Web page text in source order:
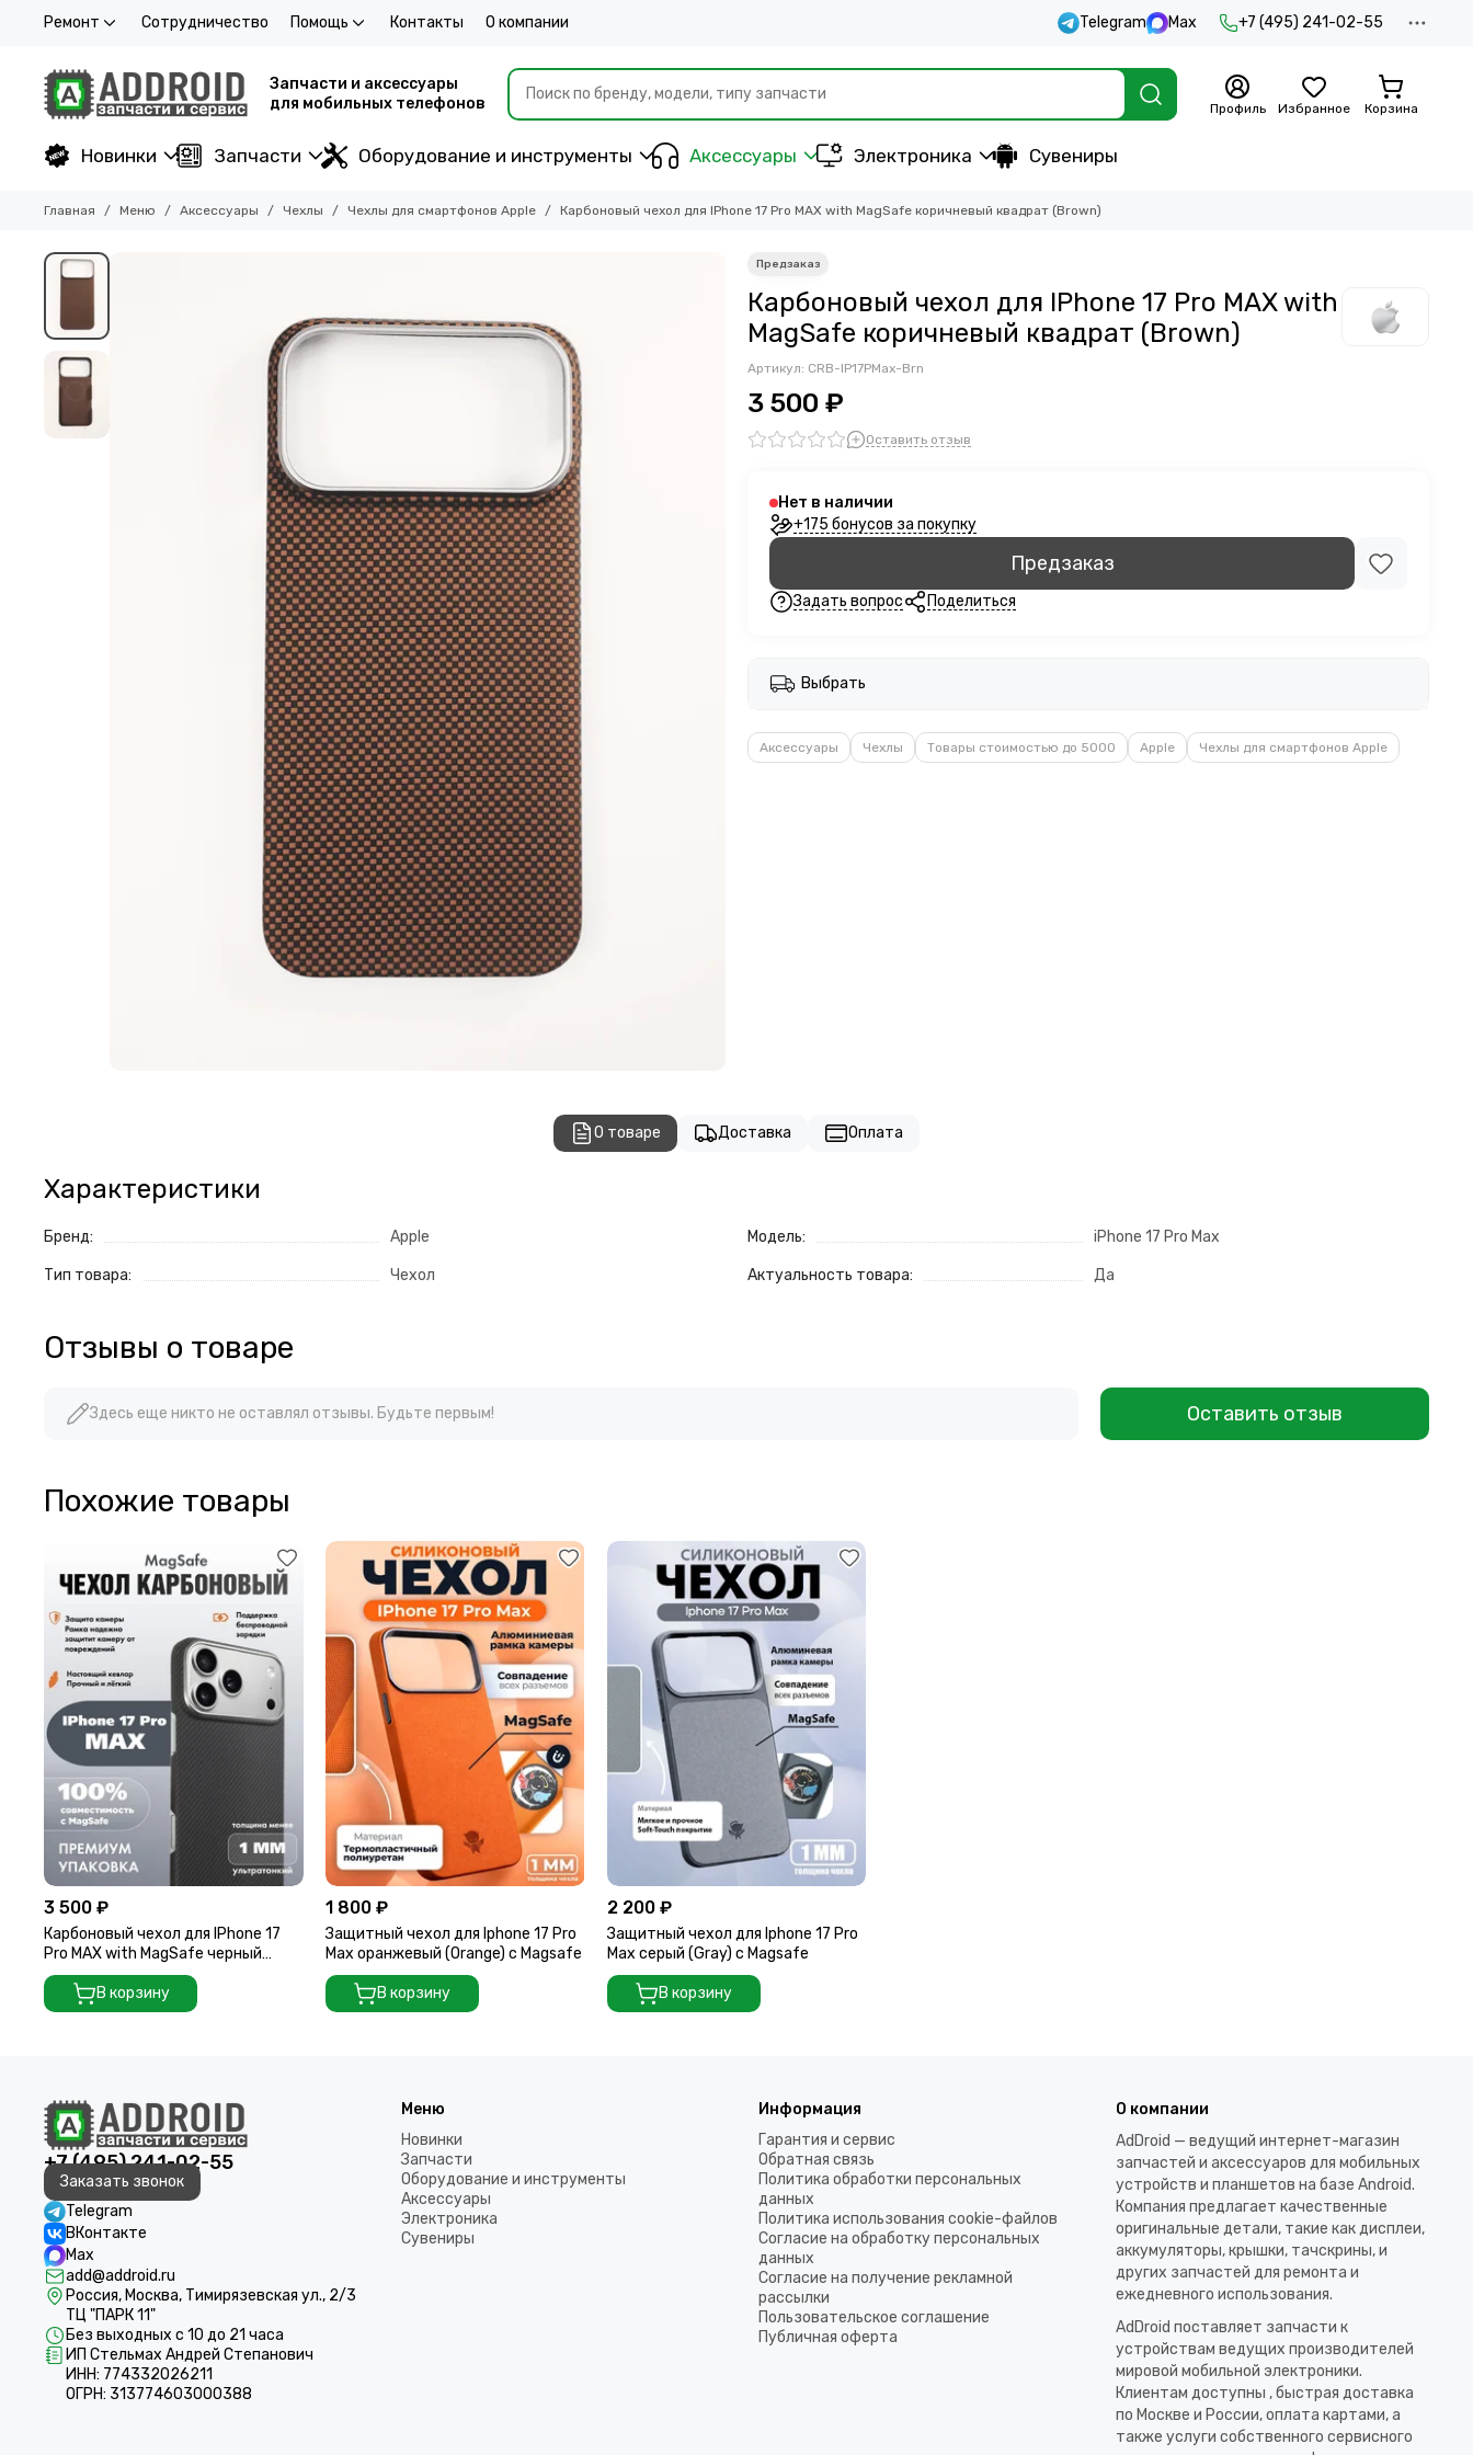
Ремонт Сотрудничество Помощь Контакты О компании Telegram Max +7 (495) 241-02-55
Запчасти и аксессуары
для мобильных телефонов
Профиль Избранное Корзина
Новинки Запчасти Оборудование и инструменты Аксессуары Электроника Сувениры
Главная Меню Аксессуары Чехлы Чехлы для смартфонов Apple Карбоновый чехол для IPhone 17 Pro MAX with MagSafe коричневый квадрат (Brown)
Карбоновый чехол для IPhone 17 Pro MAX with
MagSafe коричневый квадрат (Brown)
Артикул: CRB-IP17PMax-Brn
3 500 ₽
Оставить отзыв
Нет в наличии
+175 бонусов за покупку
Предзаказ
Задать вопрос Поделиться
Выбрать
Аксессуары Чехлы Товары стоимостью до 5000 Apple Чехлы для смартфонов Apple
О товаре Доставка Оплата
Характеристики
Бренд: Apple
Тип товара: Чехол
Модель: iPhone 17 Pro Max
Актуальность товара: Да
Отзывы о товаре
Здесь еще никто не оставлял отзывы. Будьте первым! Оставить отзыв
Похожие товары
3 500 ₽
Карбоновый чехол для IPhone 17
Pro MAX with MagSafe черный
полоска (Black)
В корзину
1 800 ₽
Защитный чехол для Iphone 17 Pro
Max оранжевый (Orange) c Magsafe
В корзину
2 200 ₽
Защитный чехол для Iphone 17 Pro
Max серый (Gray) c Magsafe
В корзину
+7 (495) 241-02-55
Заказать звонок
Telegram
ВКонтакте
Max
add@addroid.ru
Россия, Москва, Тимирязевская ул., 2/3
ТЦ "ПАРК 11"
Без выходных с 10 до 21 часа
ИП Стельмах Андрей Степанович
ИНН: 774332026211
ОГРН: 313774603000388
Меню
Новинки
Запчасти
Оборудование и инструменты
Аксессуары
Электроника
Сувениры
Информация
Гарантия и сервис
Обратная связь
Политика обработки персональных
данных
Политика использования cookie-файлов
Согласие на обработку персональных
данных
Согласие на получение рекламной
рассылки
Пользовательское соглашение
Публичная оферта
О компании
AdDroid — ведущий интернет-магазин
запчастей и аксессуаров для мобильных
устройств и планшетов на базе Android.
Компания предлагает качественные
оригинальные детали, такие как дисплеи,
аккумуляторы, крышки, тачскрины, и
других запчастей для ремонта и
ежедневного использования.​
AdDroid поставляет запчасти к
устройствам ведущих производителей
мировой мобильной электроники.
Клиентам доступны , быстрая доставка
по Москве и России, оплата картами, а
также услуги собственного сервисного